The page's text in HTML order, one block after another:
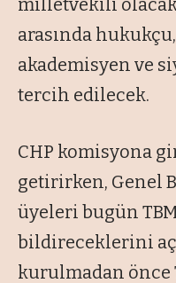
arasında
akademisyen ve
tercih edilecek.
CHP komisyona
getirirken, Genel
üyeleri bugün
bildireceklerini
kurulmadan önce